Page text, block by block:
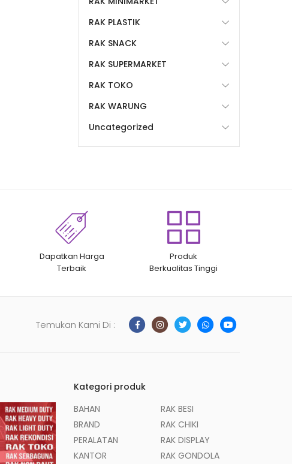
RAK PLASTIK
RAK SNACK
RAK SUPERMARKET
RAK TOKO
RAK WARUNG
Uncategorized
Dapatkan Harga
Terbaik
Produk
Berkualitas Tinggi
Temukan Kami Di :
Kategori produk
BAHAN
BRAND
PERALATAN
KANTOR
RAK BESI
RAK CHIKI
RAK DISPLAY
RAK GONDOLA